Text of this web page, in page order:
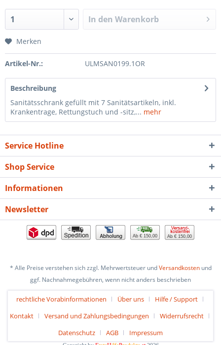
In den Warenkorb
Merken
Artikel-Nr.: ULMSAN0199.1OR
Beschreibung
Sanitätsschrank gefüllt mit 7 Sanitätsartikeln, inkl.
Krankentrage, Rettungstuch und -sitz,... mehr
Service Hotline
Shop Service
Informationen
Newsletter
Ab € 150,00 Ab € 150,00
* Alle Preise verstehen sich zzgl. Mehrwertsteuer undVersandkostenund
ggf. Nachnahmegebühren, wenn nicht anders beschrieben
rechtliche Vorabinformationen Über uns
Hilfe / Support
Kontakt
Versand und Zahlungsbedingungen
Widerrufsrecht
Datenschutz
AGB Impressum